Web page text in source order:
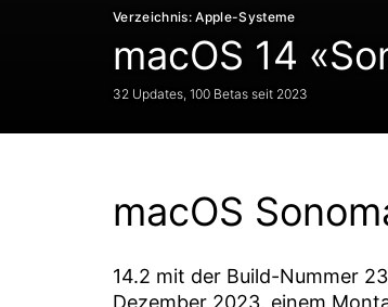
Verzeichnis: Apple-Systeme
macOS 14
32 Updates, 100 Betas seit 2023
macOS
14.2 mit der Build-Nummer
Dezember 2023, einem